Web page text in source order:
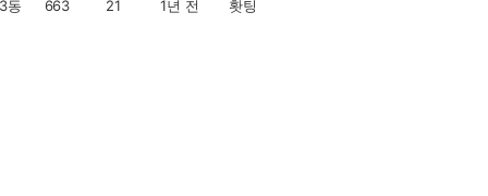
동 663 21 1년 전 홧팅